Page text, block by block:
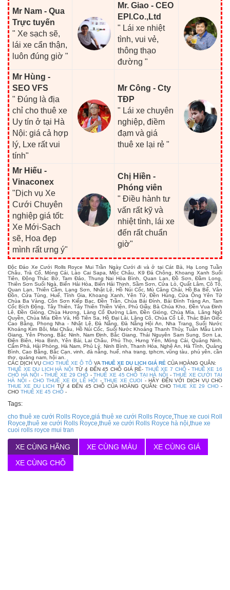
Mr Nam - Qua
Trực tuyến
" Xe sạch sẽ,
lái xe cẩn thận,
luôn đúng giờ "
Mr. Giao - CEO
EPI.Co.,Ltd
" Lái xe nhiệt
tình, vui vẻ,
thông thạo
đường "
Mr Hùng -
SEO VFS
" Đúng là địa
chỉ cho thuê xe
Uy tín ở tại Hà
Nội: giá cả hợp
lý, Lxe rất vui
tính"
Mr Công - Cty
TĐP
" Lái xe chuyên
nghiệp, điềm
đạm và giá
thuê xe lại rẻ "
Mr Hiếu -
Vinaconex
"Dịch vụ Xe
Cưới Chuyên
nghiệp giá tốt:
Xe Mới-Sạch
sẽ, Hoa đẹp
mình rất ưng ý"
Chị Hiền -
Phóng viên
" Điều hành tư
vấn rất kỹ và
nhiệt tình, lái xe
đến rất chuẩn
giờ"
Độc Đáo Xe Cưới Rolls Royce Mui Trần Ngày Cưới đi và ở tại Cát Bà, Hạ Long Tuần
Châu, Trà Cổ, Móng Cái, Lào Cai Sapa, Mộc Châu, K9 Đá Chông, Khoang Xanh Suối
Tiên, Động Thác Bờ, Tam Đảo, Thung Nai Hòa Bình, Quan Lạn, Đồ Sơn, Đầm Long,
Thiên Sơn Suối Ngà, Biển Hải Hòa, Biển Hải Thịnh, Sầm Sơn, Cửa Lò, Quất Lâm, Cô Tô,
Quan Lạn, Thiên Cầm, Lạng Sơn, Nhật Lệ, Hồ Núi Cốc, Mù Căng Chải, Hồ Ba Bể, Vân
Đồn, Cửa Tùng, Huế, Tĩnh Gia, Khoang Xanh, Yên Tử, Đền Hùng, Cửa Ông Yên Tử
Chùa Ba Vàng, Côn Sơn Kiếp Bạc, Đền Trần, Chùa Bái Đính, Bái Đính Tràng An, Tam
Cốc Bích Động, Tây Thiên, Tây Thiên Thiền Viện, Phủ Giầy, Bà Chúa Kho, Đền Vua Đinh
Lê, Đền Gióng, Chùa Hương, Làng Cổ Đường Lâm, Đền Gióng, Chùa Mía, Lăng Ngô
Quyền, Chùa Mía Đền Và, Hồ Tiên Sa, Hồ Đại Lải, Lăng Cô, Chùa Cổ Lễ, Thác Bản Giốc
Cao Bằng, Phong Nha - Nhật Lệ, Đà Nẵng, Đà Nẵng Hội An, Nha Trang, Suối Nước
Khoáng Kim Bôi, Mai Châu, Hồ Núi Cốc, Suối Nước Khoáng Thanh Thủy, Tuần Mẫu Linh
Giang, Yên Phong, Bắc Ninh, Nam Định, Bắc Giang, Thái Nguyên Sam Sung, Sơn La,
Điện Biên, Hoa Binh, Yên Bái, Lai Châu, Phú Thọ, Hưng Yên, Móng Cái, Quảng Ninh,
Cẩm Phả, Hải Phòng, Hà Nam, Phủ Lý, Ninh Bình, Thanh Hóa, Nghệ An, Hà Tĩnh, Quảng
Bình, Cao Bằng, Bắc Cạn, vinh, đà nẵng, huế, nha trang, tphcm, vũng tàu, phú yên, cần
thơ, quảng nam, hội an.
CÁC DỊCH VỤ CHO THUÊ XE Ô TÔ VA THUÊ XE DU LỊCH GIÁ RẺ CỦA HOÀNG QUÂN:
THUÊ XE DU LỊCH HÀ NỘI TỪ 4 ĐẾN 45 CHỖ GIÁ RẺ- THUÊ XE 7 CHỖ- THUÊ XE 16
CHỖ HÀ NỘI -THUÊ XE 29 CHỖ -THUÊ XE 45 CHỖ TẠI HÀ NỘI -THUÊ XE CƯỚI TẠI
HÀ NỘI - CHO THUÊ XE ĐI LỄ HỘI -THUE XE CUOI - HÃY ĐẾN VỚI DỊCH VỤ CHO
THUE XE DU LICH TỪ 4 ĐẾN 45 CHỖ CỦA HOÀNG QUÂN: CHOTHUE XE 29 CHO-
CHO THUÊ XE 45 CHỖ -
Tags:
cho thuê xe cưới Rolls Royce giá thuê xe cưới Rolls Royce Thue xe cuoi Roll
Royce thuê xe cưới Rolls Royce thuê xe cưới Rolls Royce hà nội thue xe
cuoi rolls royce mui tran
XE CÙNG HÃNG XE CÙNG MÀU
XE CÙNG GIÁ
XE CÙNG CHỖ